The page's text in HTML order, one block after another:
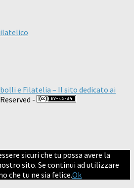
e Filatelia – Il sito dedicato ai
-
sicuri che tu possa avere la
sito. Se continui ad utilizzare
che tu ne sia felice.Ok